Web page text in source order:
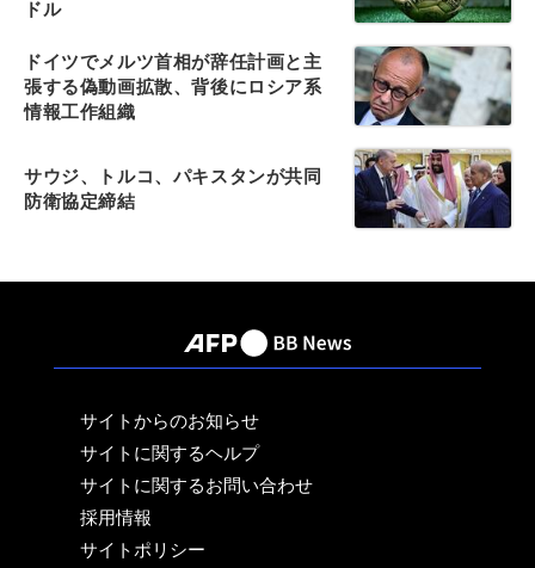
ドル
ドイツでメルツ首相が辞任計画と主
張する偽動画拡散、背後にロシア系
情報工作組織
サウジ、トルコ、パキスタンが共同
防衛協定締結
サイトからのお知らせ
サイトに関するヘルプ
サイトに関するお問い合わせ
採用情報
サイトポリシー